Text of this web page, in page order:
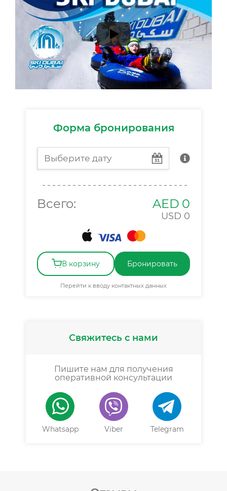
Форма бронирования
Всего: AED 0
USD 0
В корзину Бронировать
Перейти к вводу контактных данных
Свяжитесь с нами
Пишите нам для получения
оперативной консультации
Whatsapp Viber Telegram